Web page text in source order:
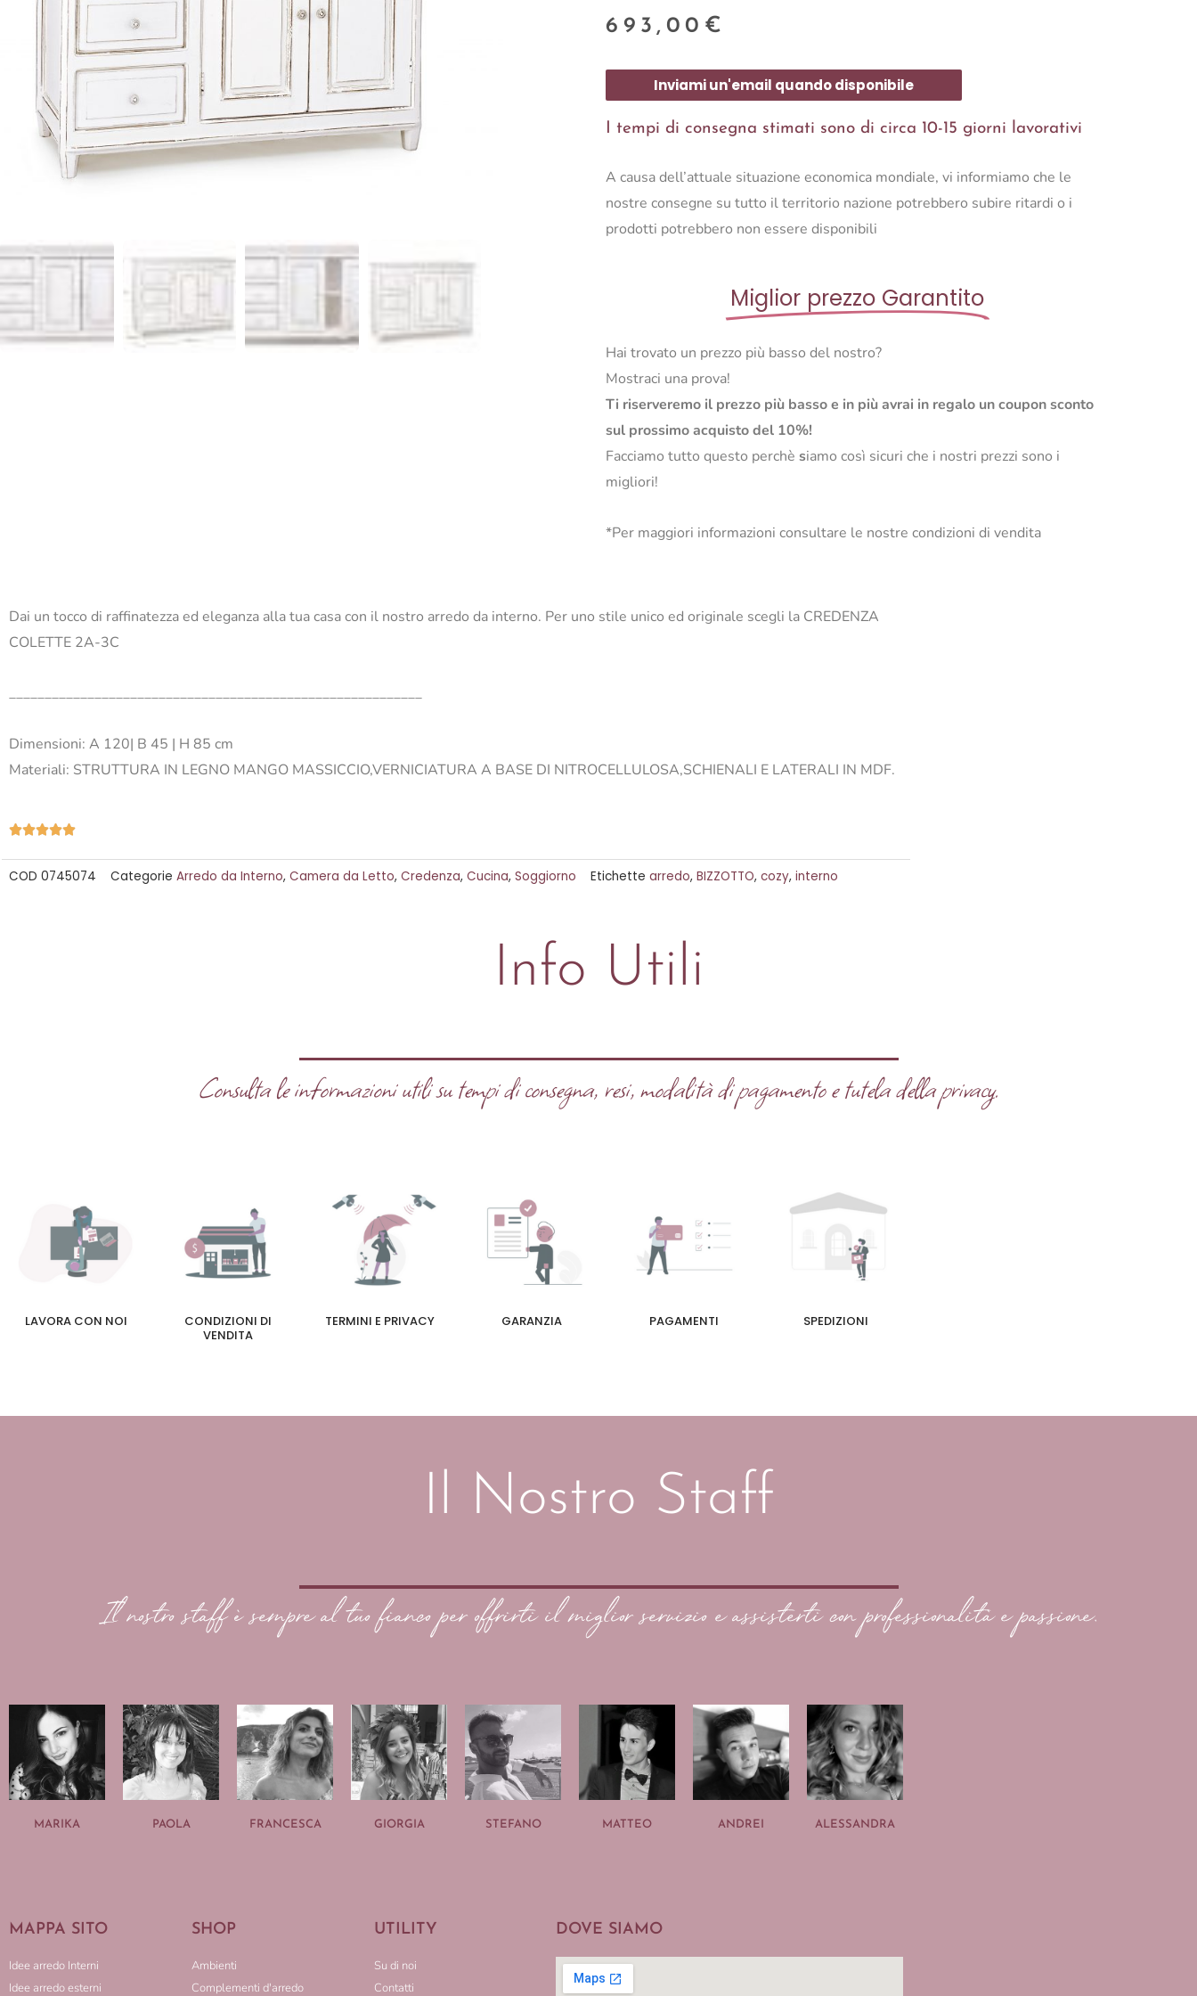
693,00 €
Inviami un'email quando disponibile
I tempi di consegna stimati sono di circa 10-15 giorni lavorativi
A causa dell’attuale situazione economica mondiale, vi informiamo che le
nostre consegne su tutto il territorio nazione potrebbero subire ritardi o i
prodotti potrebbero non essere disponibili
Miglior prezzo Garantito
Hai trovato un prezzo più basso del nostro?
Mostraci una prova!
Ti riserveremo il prezzo più basso e in più avrai in regalo un coupon sconto
sul prossimo acquisto del 10%!
Facciamo tutto questo perchè siamo così sicuri che i nostri prezzi sono i
migliori!
*Per maggiori informazioni consultare le nostre condizioni di vendita
Dai un tocco di raffinatezza ed eleganza alla tua casa con il nostro arredo da interno. Per uno stile unico ed originale scegli la CREDENZA
COLETTE 2A-3C
__________________________________________________________
Dimensioni: A 120| B 45 | H 85 cm
Materiali: STRUTTURA IN LEGNO MANGO MASSICCIO,VERNICIATURA A BASE DI NITROCELLULOSA,SCHIENALI E LATERALI IN MDF.
Valutazione
su
COD 0745074 Categorie Arredo da Interno, Camera da Letto, Credenza, Cucina, Soggiorno Etichette arredo, BIZZOTTO, cozy, interno
Info Utili
Consulta le informazioni utili su tempi di consegna, resi, modalità di pagamento e tutela della privacy.
LAVORA CON NOI
CONDIZIONI DI
VENDITA
TERMINI E PRIVACY GARANZIA PAGAMENTI SPEDIZIONI
Il Nostro Staff
Il nostro staff è sempre al tuo fianco per offrirti il miglior servizio e assisterti con professionalità e passione.
MARIKA PAOLA FRANCESCA GIORGIA STEFANO MATTEO ANDREI ALESSANDRA
MAPPA SITO
Idee arredo Interni
Idee arredo esterni
SHOP
Ambienti
Complementi d'arredo
UTILITY
Su di noi
Contatti
DOVE SIAMO